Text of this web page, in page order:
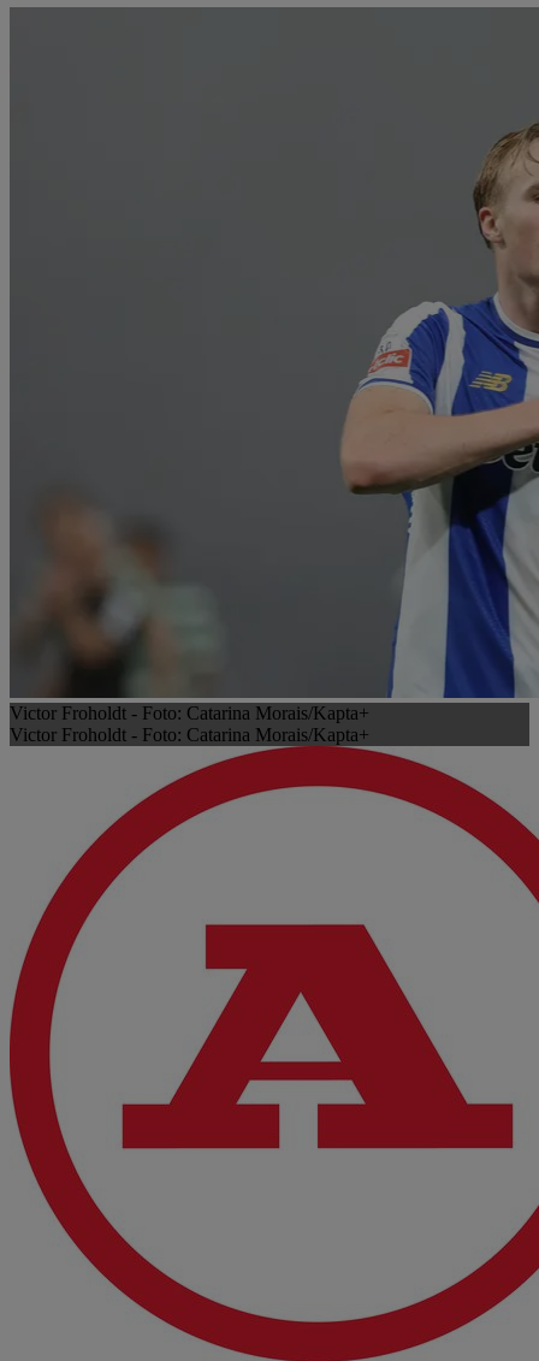
Victor Froholdt - Foto: Catarina Morais/Kapta+
Victor Froholdt - Foto: Catarina Morais/Kapta+